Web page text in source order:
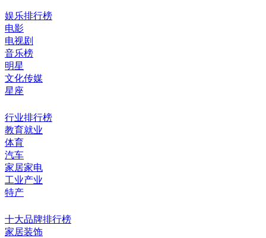
娱乐排行榜
电影
电视剧
音乐榜
明星
文化传媒
星座
行业排行榜
教育就业
体育
汽车
家居家电
工业产业
特产
十大品牌排行榜
家居装饰